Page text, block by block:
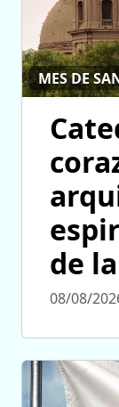
MES DE
de
08/08/